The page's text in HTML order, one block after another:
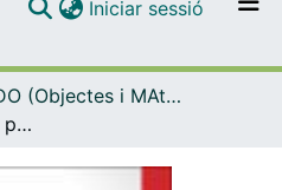
Navega per tot el DD
Com publicar
Iniciar sessió (current)
OMADO (Objectes i MAterials DOcents)
Esquemas de derecho procesal penal